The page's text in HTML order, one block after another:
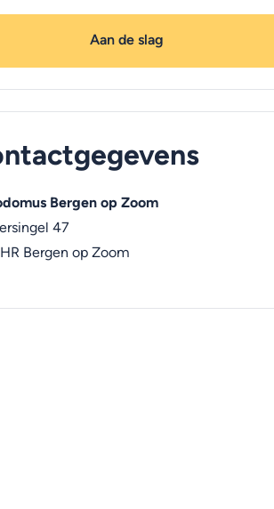
Aan de slag
Bergen op Zoom
47
Bergen op Zoom